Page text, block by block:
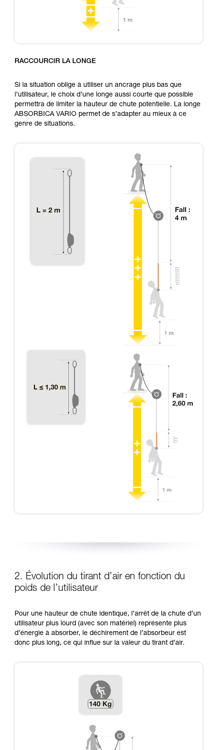
RACCOURCIR LA LONGE
Si la situation oblige à utiliser un ancrage plus bas que
l’utilisateur, le choix d’une longe aussi courte que possible
permettra de limiter la hauteur de chute potentielle. La longe
ABSORBICA VARIO permet de s’adapter au mieux à ce
genre de situations.
2. Évolution du tirant d’air en fonction du
poids de l’utilisateur
Pour une hauteur de chute identique, l’arrêt de la chute d’un
utilisateur plus lourd (avec son matériel) représente plus
d’énergie à absorber, le déchirement de l’absorbeur est
donc plus long, ce qui influe sur la valeur du tirant d’air.